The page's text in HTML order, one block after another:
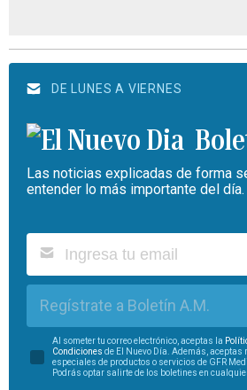
DE LUNES A VIERNES
Las noticias explicadas de forma
entender lo más importante del día.
Regístrate a Boletín A.M.
Al someter tu correo electrónico, aceptas la
Condiciones de El Nuevo Día. Además,
especiales de productos o servicios de GFR
Podrás optar salirte de los boletines en